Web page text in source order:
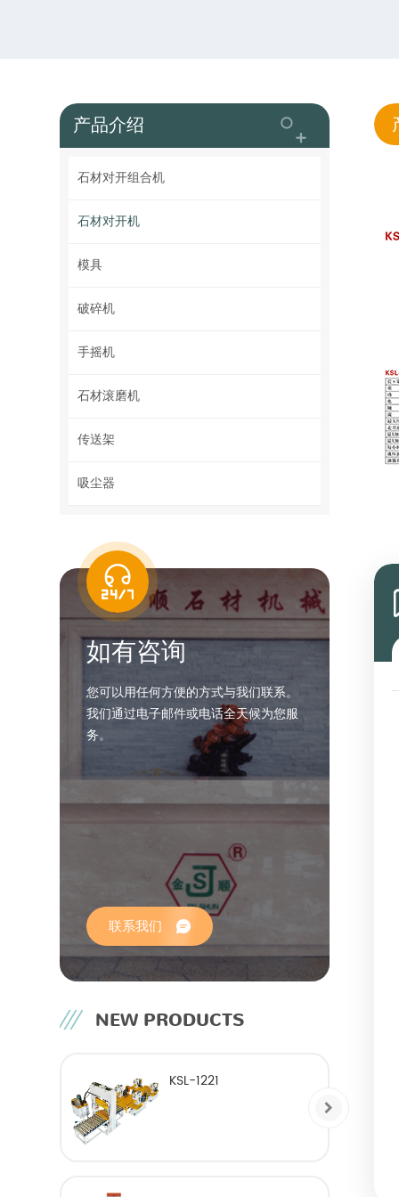
产品介绍
石材对开组合机
石材对开机
模具
破碎机
手摇机
石材滚磨机
传送架
吸尘器
如有咨询
您可以用任何方便的方式与我们联系。
我们通过电子邮件或电话全天候为您服
务。
联系我们
NEW PRODUCTS
KSL-1221